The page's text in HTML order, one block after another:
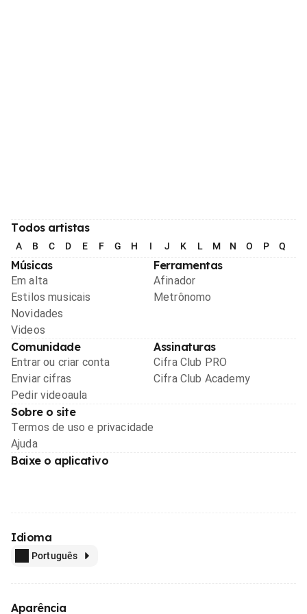
Todos artistas
A B C D E F G H I J K L M N O P Q
Músicas
Em alta
Estilos musicais
Novidades
Videos
Ferramentas
Afinador
Metrônomo
Comunidade
Entrar ou criar conta
Enviar cifras
Pedir videoaula
Assinaturas
Cifra Club PRO
Cifra Club Academy
Sobre o site
Termos de uso e privacidade
Ajuda
Baixe o aplicativo
Idioma
Português
Aparência